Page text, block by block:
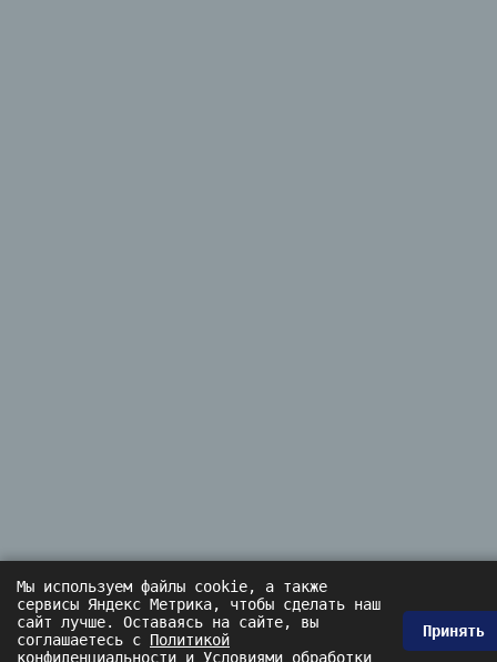
Мы используем файлы cookie, а также
сервисы Яндекс Метрика, чтобы сделать наш
сайт лучше. Оставаясь на сайте, вы
соглашаетесь с Политикой
конфиденциальности и Условиями обработки
Принять